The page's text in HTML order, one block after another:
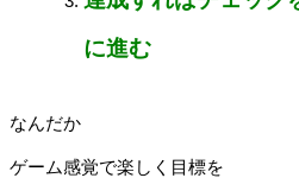
に進む
なんだか
ゲーム感覚で楽しく目標を